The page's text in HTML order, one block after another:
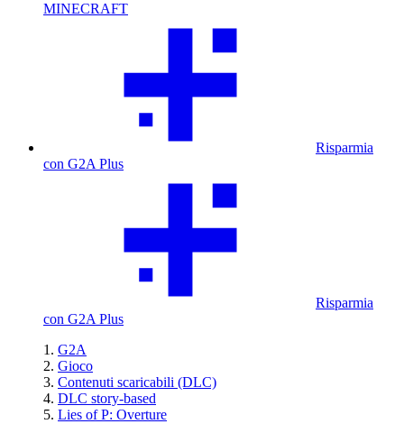
MINECRAFT
Risparmia
con G2A Plus
Risparmia
con G2A Plus
G2A
Gioco
Contenuti scaricabili (DLC)
DLC story-based
Lies of P: Overture